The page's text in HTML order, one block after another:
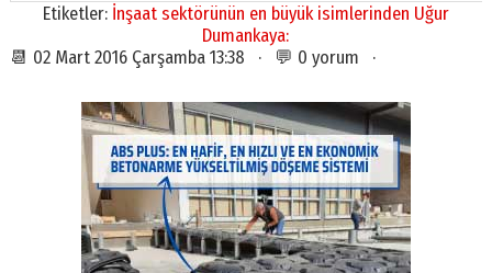
Etiketler: İnşaat sektörünün en büyük isimlerinden Uğur
Dumankaya:
📆 02 Mart 2016 Çarşamba 13:38 · 💬 0 yorum ·